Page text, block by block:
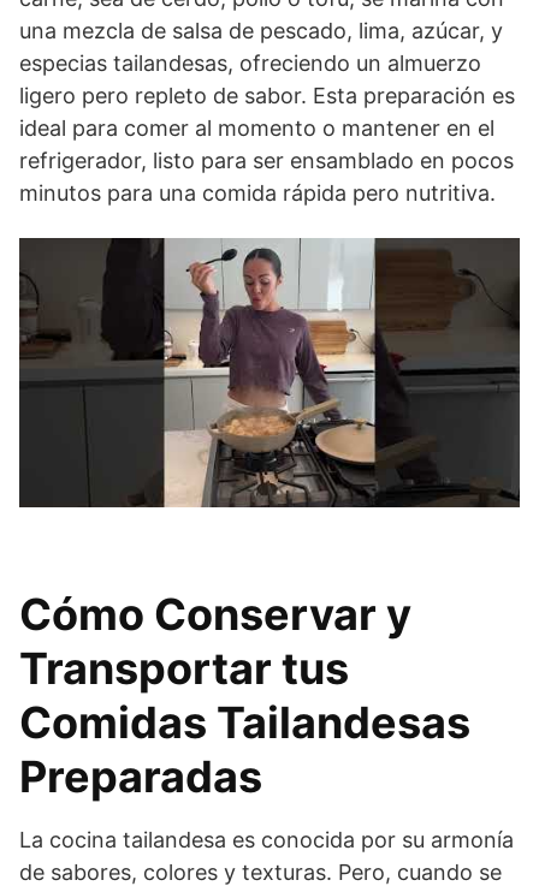
una mezcla de salsa de pescado, lima, azúcar, y
especias tailandesas, ofreciendo un almuerzo
ligero pero repleto de sabor. Esta preparación es
ideal para comer al momento o mantener en el
refrigerador, listo para ser ensamblado en pocos
minutos para una comida rápida pero nutritiva.
Cómo Conservar y
Transportar tus
Comidas Tailandesas
Preparadas
La cocina tailandesa es conocida por su armonía
de sabores, colores y texturas. Pero, cuando se